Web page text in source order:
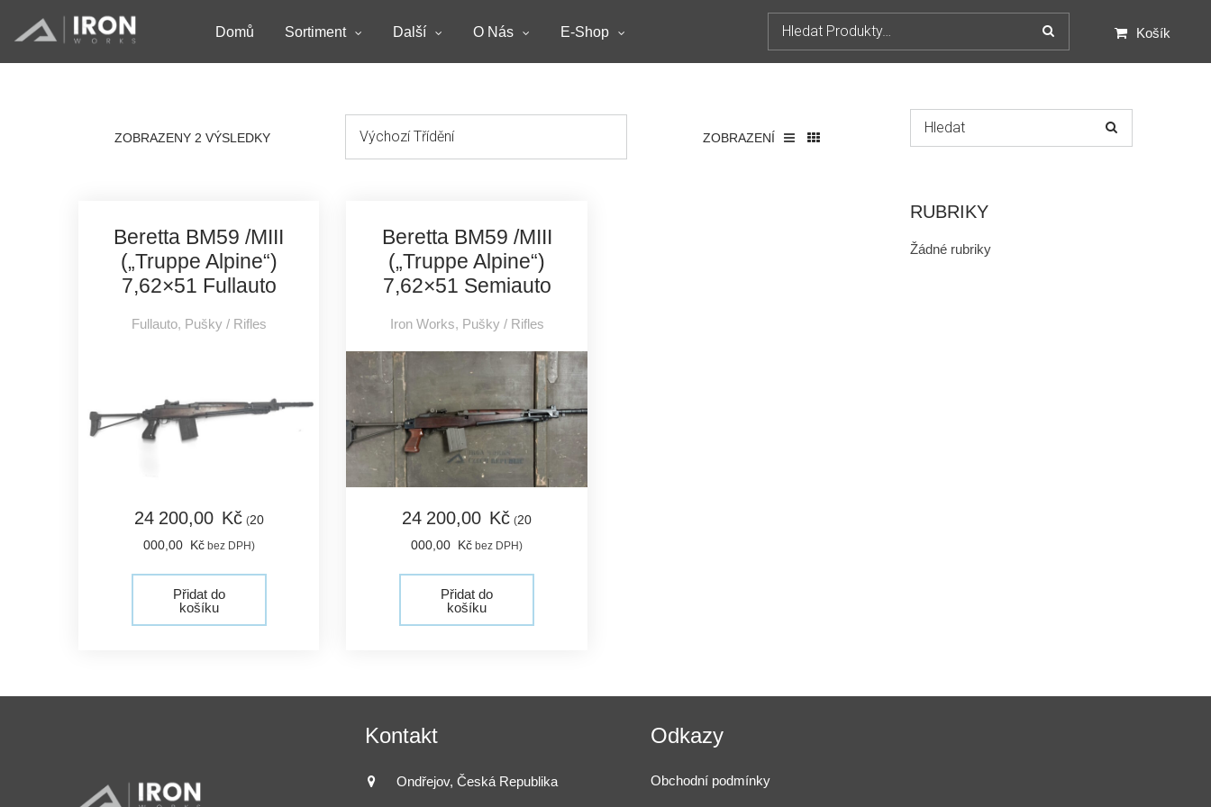
Domů Sortiment Další O Nás E-Shop Hledat: Košík
ZOBRAZENY 2 VÝSLEDKY ZOBRAZENÍ
Beretta BM59 /MIII
(„Truppe Alpine“)
7,62×51 Fullauto
Fullauto, Pušky / Rifles
24 200,00 Kč (20
000,00 Kčbez DPH)
Přidat do
košíku
Beretta BM59 /MIII
(„Truppe Alpine“)
7,62×51 Semiauto
Iron Works, Pušky / Rifles
24 200,00 Kč (20
000,00 Kčbez DPH)
Přidat do
košíku
Hledat:
RUBRIKY
Žádné rubriky
Kontakt
Ondřejov, Česká Republika
Odkazy
Obchodní podmínky